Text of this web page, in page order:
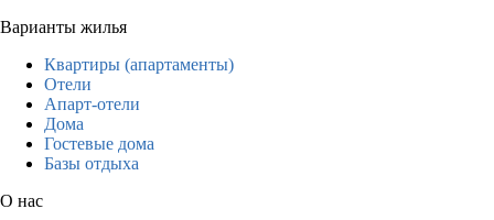
Варианты жилья
Квартиры (апартаменты)
Отели
Апарт-отели
Дома
Гостевые дома
Базы отдыха
О нас